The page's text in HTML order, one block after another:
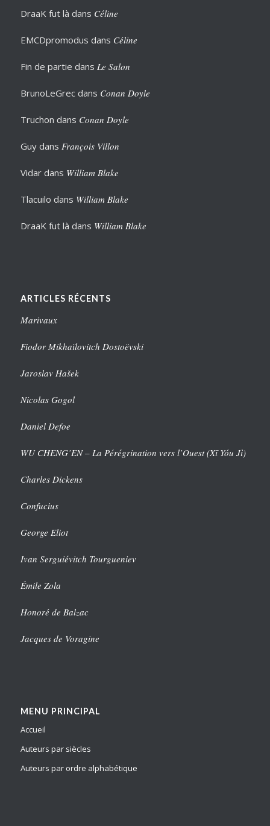
DraaK fut là dans Céline
EMCDpromodus dans Céline
Fin de partie dans Le Salon
BrunoLeGrecdans Conan Doyle
Truchon dans Conan Doyle
Guydans François Villon
Vidardans William Blake
Tlacuilo dans William Blake
DraaK fut là dans William Blake
ARTICLES RÉCENTS
Marivaux
Fiodor Mikhaïlovitch Dostoëvski
Jaroslav Hašek
Nicolas Gogol
Daniel Defoe
WU CHENG’EN – La Pérégrination vers l’Ouest (Xī Yóu Jì)
Charles Dickens
Confucius
George Eliot
Ivan Serguiévitch Tourgueniev
Émile Zola
Honoré de Balzac
Jacques de Voragine
MENU PRINCIPAL
Accueil
Auteurs par siècles
Auteurs par ordre alphabétique